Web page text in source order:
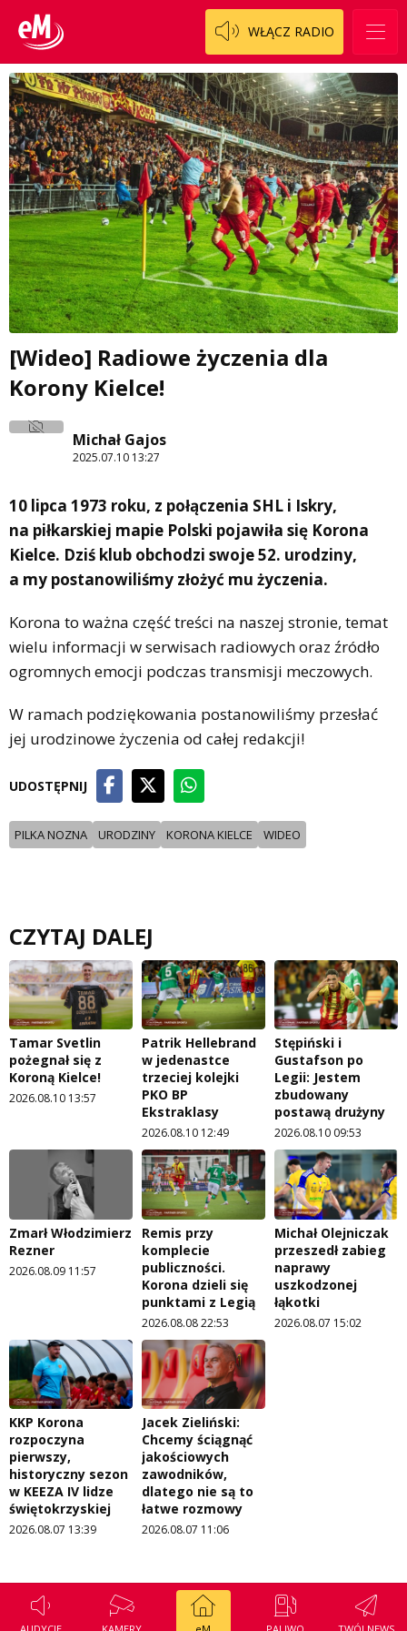
WŁĄCZ RADIO
[Wideo] Radiowe życzenia dla
Korony Kielce!
Michał Gajos
2025.07.10 13:27
10 lipca 1973 roku, z połączenia SHL i Iskry,
na piłkarskiej mapie Polski pojawiła się Korona
Kielce. Dziś klub obchodzi swoje 52. urodziny,
a my postanowiliśmy złożyć mu życzenia.
Korona to ważna część treści na naszej stronie, temat
wielu informacji w serwisach radiowych oraz źródło
ogromnych emocji podczas transmisji meczowych.
W ramach podziękowania postanowiliśmy przesłać
jej urodzinowe życzenia od całej redakcji!
UDOSTĘPNIJ
PILKA NOZNA URODZINY KORONA KIELCE WIDEO
CZYTAJ DALEJ
Tamar Svetlin
pożegnał się z
Koroną Kielce!
2026.08.10 13:57
Patrik Hellebrand
w jedenastce
trzeciej kolejki
PKO BP
Ekstraklasy
2026.08.10 12:49
Stępiński i
Gustafson po
Legii: Jestem
zbudowany
postawą drużyny
2026.08.10 09:53
Zmarł Włodzimierz
Rezner
2026.08.09 11:57
Remis przy
komplecie
publiczności.
Korona dzieli się
punktami z Legią
2026.08.08 22:53
Michał Olejniczak
przeszedł zabieg
naprawy
uszkodzonej
łąkotki
2026.08.07 15:02
KKP Korona
rozpoczyna
pierwszy,
historyczny sezon
w KEEZA IV lidze
świętokrzyskiej
2026.08.07 13:39
Jacek Zieliński:
Chcemy ściągnąć
jakościowych
zawodników,
dlatego nie są to
łatwe rozmowy
2026.08.07 11:06